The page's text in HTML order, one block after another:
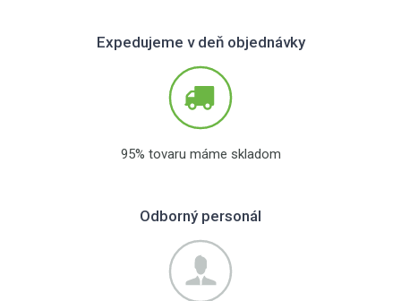
Expedujeme v deň objednávky
95% tovaru máme skladom
Odborný personál